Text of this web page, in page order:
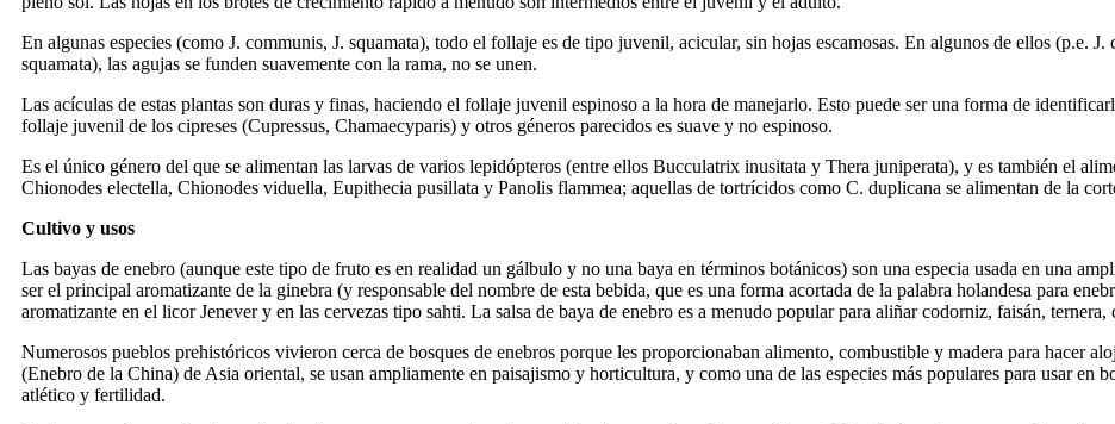
En algunas especies (como J. communis, J. squamata), todo el follaje es de tipo juvenil, acicular, sin hojas escamosas. En algunos de ellos (p.e.
squamata), las agujas se funden suavemente con la rama, no se unen.
Las acículas de estas plantas son duras y finas, haciendo el follaje juvenil espinoso a la hora de manejarlo. Esto puede ser una forma de
follaje juvenil de los cipreses (Cupressus, Chamaecyparis) y otros géneros parecidos es suave y no espinoso.
Es el único género del que se alimentan las larvas de varios lepidópteros (entre ellos Bucculatrix inusitata y Thera juniperata), y es también el
Chionodes electella, Chionodes viduella, Eupithecia pusillata y Panolis flammea; aquellas de tortrícidos como C. duplicana se alimentan de la
Cultivo y usos
Las bayas de enebro (aunque este tipo de fruto es en realidad un gálbulo y no una baya en términos botánicos) son una especia usada en una
ser el principal aromatizante de la ginebra (y responsable del nombre de esta bebida, que es una forma acortada de la palabra holandesa para
aromatizante en el licor Jenever y en las cervezas tipo sahti. La salsa de baya de enebro es a menudo popular para aliñar codorniz, faisán,
Numerosos pueblos prehistóricos vivieron cerca de bosques de enebros porque les proporcionaban alimento, combustible y madera para hacer
(Enebro de la China) de Asia oriental, se usan ampliamente en paisajismo y horticultura, y como una de las especies más populares para usar en
atlético y fertilidad.